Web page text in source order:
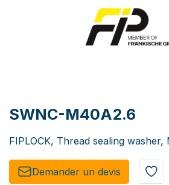
SWNC-M40A2.6
FIPLOCK, Thread sealing washer,
Demander un de​​vis​​